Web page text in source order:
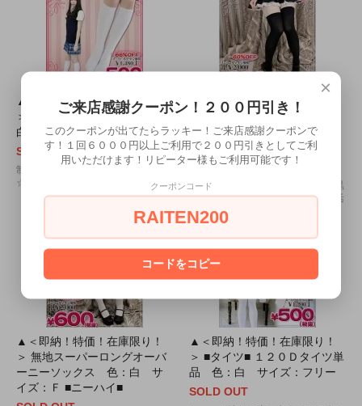
▲＜即納！特価！在庫限り！
＞ ベタハイソックス 色：
白 サイズ：フリー
SOLD OUT
制服にはやっぱりこれがなくっちゃ
☆持っていて損はありません♪
▲＜即納！特価！在庫限り！
＞ 無地スーパーロングオーバ
ーニーソックス 色：黒 サ
イズ：Ｆ ■ニーハイ■
SOLD OUT
お待たせ致しました！！大人気の黒
のニーハイがリニューアルして復活
しました☆
▲＜即納！特価！在庫限り！
＞ 無地スーパーロングオーバ
ーニーソックス 色：白 サ
イズ：Ｆ ■ニーハイ■
▲＜即納！特価！在庫限り！
＞ ■タイツ■ １２０Ｄタイツ単
品 色：白 サイズ：フリー
SOLD OUT
×
ご来店感謝クーポン！２００円引き！
このクーポンが出てたらラッキー！ご来店感謝クーポンで
す！１回６０００円以上ご利用で２００円引きとしてご利
用いただけます！リピーター様もご利用可能です！
クーポンコード
RAITEN200
コードをコピー